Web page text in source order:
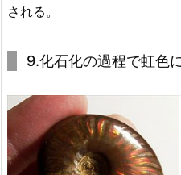
される。
9.化石化の過程で虹色